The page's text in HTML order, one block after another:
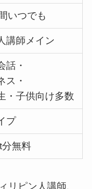
いつでも
講師メイン
話・
ス・
・子供向け多数
プ
無料
リピン人講師、